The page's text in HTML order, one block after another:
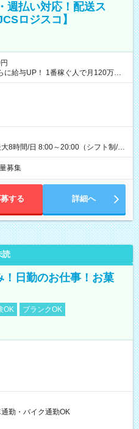
週払い対応！配送ス
ロジスコ】
給与UP！ 1番稼ぐ人で月120万ほ
収50万
元建築関係 1日150個配達×25日勤務
8時間/日 8:00～20:00（シフト制/実
所次第では週4も有り） ※配達状況
能性有り ※案件により多少の前後あ
募集
する 詳細へ
読
日勤のお仕事！お菓
OK
ブランクOK
勤・バイク通勤OK